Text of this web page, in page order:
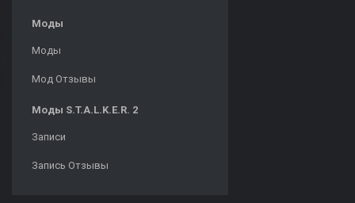
Моды
Моды
Мод Отзывы
Моды S.T.A.L.K.E.R. 2
Записи
Запись Отзывы